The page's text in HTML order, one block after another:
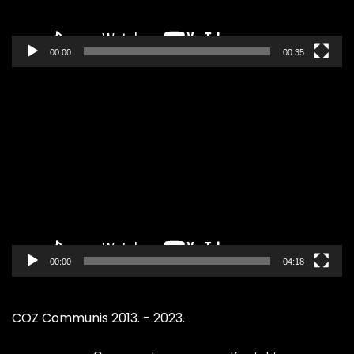
00:00 00:35
00:00 04:18
COZ Communis 2013. - 2023.